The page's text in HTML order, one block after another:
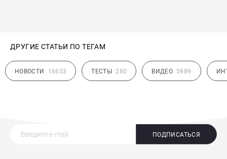
ДРУГИЕ СТАТЬИ ПО ТЕГАМ
НОВОСТИ 16633 ТЕСТЫ 280 ВИДЕО 5989
ПОДПИСАТЬСЯ